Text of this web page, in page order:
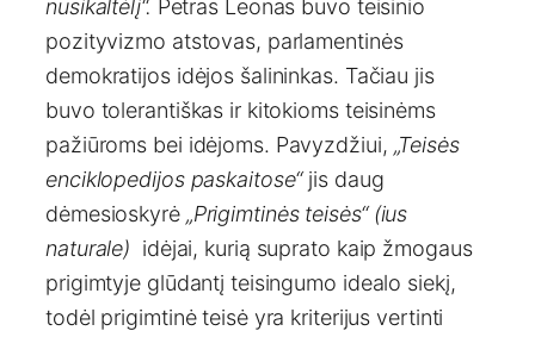
nusikaltėlį“. Petras Leonas buvo teisinio
pozityvizmo atstovas, parlamentinės
demokratijos idėjos šalininkas. Tačiau jis
buvo tolerantiškas ir kitokioms teisinėms
pažiūroms bei idėjoms. Pavyzdžiui, „Teisės
enciklopedijos paskaitose“jis daug
dėmesioskyrė„Prigimtinės teisės“ (ius
naturale) idėjai, kurią suprato kaip žmogaus
prigimtyje glūdantį teisingumo idealo siekį,
todėl prigimtinė teisė yra kriterijus vertinti